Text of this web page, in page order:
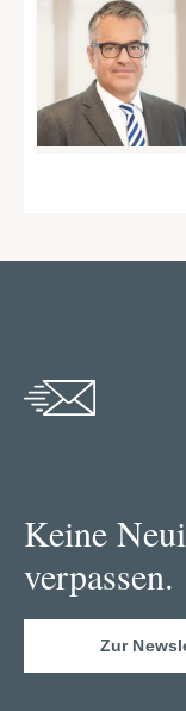
Keine
verpassen.
Zur